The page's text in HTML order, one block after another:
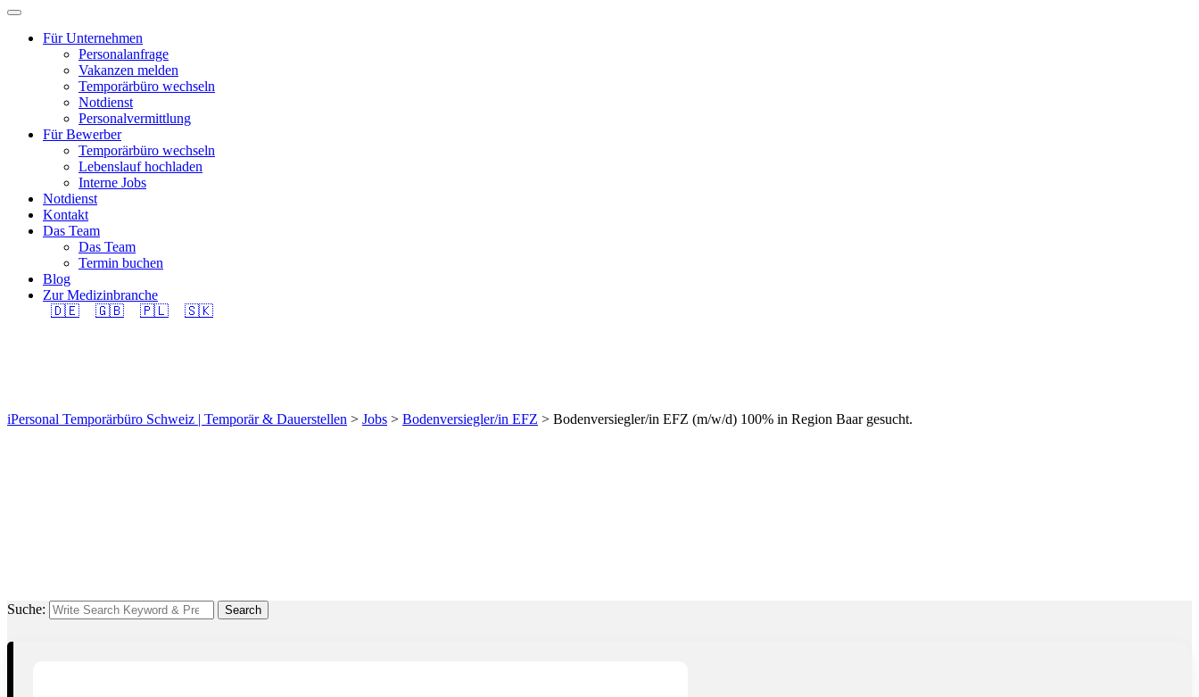
Für Unternehmen
Personalanfrage
Vakanzen melden
Temporärbüro wechseln
Notdienst
Personalvermittlung
Für Bewerber
Temporärbüro wechseln
Lebenslauf hochladen
Interne Jobs
Notdienst
Kontakt
Das Team
Das Team
Termin buchen
Blog
Zur Medizinbranche
🇩🇪
🇬🇧 🇵🇱 🇸🇰
iPersonal Temporärbüro Schweiz | Temporär & Dauerstellen > Jobs > Bodenversiegler/in EFZ > Bodenversiegler/in EFZ (m/w/d) 100% in Region Baar gesucht.
Suche: Search